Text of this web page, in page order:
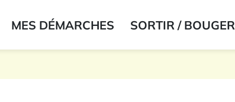
MES DÉMARCHES SORTIR / BOUGER